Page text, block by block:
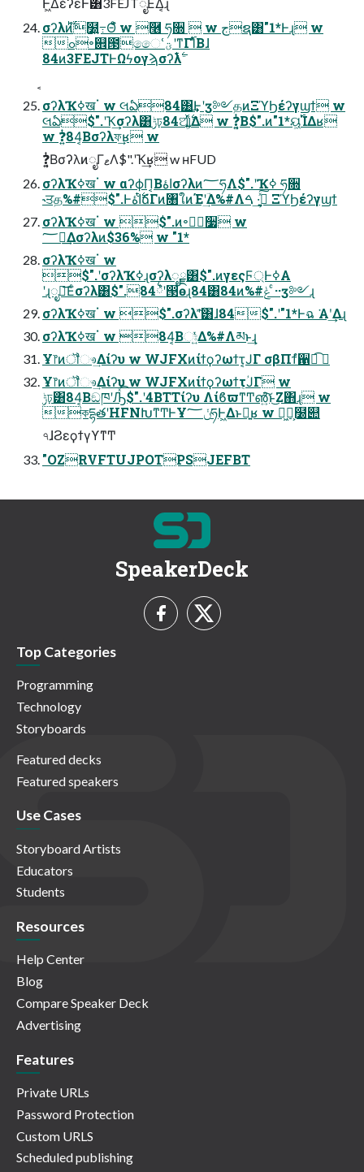
σʔλͷ࣋ͪํ໰͍߹Θͤํ w ݁࿦ ཧ૝  w جຊ͸"1*Ͱɻ w
ߋ৽଎౓ෛՙؾʹͳΓ࢝ΊͨΒɺ
σʔλҠߦखॱ w લఏ84͸͢Ͱʹӡ༻தͷΞϓϦέʔγϣϯ w
લఏ$".ʹҠ͢σʔλ͸ݱঢ়84ଆ͕͍࣋ͬͯΔ w ❓͍͔ͭΒ$".ͷ"1*ୟ͖࢝ΊΔʁ
w ❓͍ͭ84͔Βσʔλফ͢ʁ w
❓͍͔ͭΒσʔλͷೖΓޱΛ$".ʹҠ͢ʁ w ʜFUD
σʔλҠߦखॱ w αʔϕΠ͔Βاۀσʔλͷ؅ཧΛ$".ʹҠߦ ཧ૝
˞ਤத%#$".Ͱ࣋ͭاۀճΓͷ৘ใͷΈʹؔ͢Δ%#Λࢦ͍ͯ͠·͢ ࠓ ΞϓϦέʔγϣϯ
σʔλҠߦखॱ w $".ͷ৽ن࣮૷ w
؅ཧ͢Δσʔλͷ$36% w "1*
σʔλҠߦखॱ w
$".ʹσʔλҠߦɻσʔλೖྗ͸$".ͷγεςϜ্Ͱߦ͏Α͏
ʹɻೖྗ͞Εͨσʔλ͸$".84྆ํʹ൓өɻ84͸84ͷ%#ݟ ͨ··ӡ༻ɻ
σʔλҠߦखॱ w $".σʔλʹؔͯ͠͸ɺ84$".ʹ"1*Ͱฉ ͘Α͏ʹ͢Δɻ
σʔλҠߦखॱ w 84͔Βඃ͍ͬͯΔ%#Λམͱ͢ɻ
Ұ෦ͷॏෳ͢Δίʔυ w WJFXͷίϯϙʔωϯτ͔ͿΓ σβΠϯํ਑ಉ͡ 
Ұ෦ͷॏෳ͢Δίʔυ w WJFXͷίϯϙʔωϯτؙ͔ͿΓ w
ݱঢ়͸84͔ΒඞཁʹԠͯ͡$".ʹ4BTTίʔυ ΛίϐϖͳͲ൵͍͠ͱ͜Ζ΋ɻ w
কདྷతʹHFNԽͳͲͰҰݩ؅ཧͰ͖Δͱྑ͍ʁ w ։͖ํ͕໰୊
৭ɺϨεϙϯγϒͳͲ
"OZRVFTUJPOTPSJEFBT
SpeakerDeck
Top Categories
Programming
Technology
Storyboards
Featured decks
Featured speakers
Use Cases
Storyboard Artists
Educators
Students
Resources
Help Center
Blog
Compare Speaker Deck
Advertising
Features
Private URLs
Password Protection
Custom URLS
Scheduled publishing